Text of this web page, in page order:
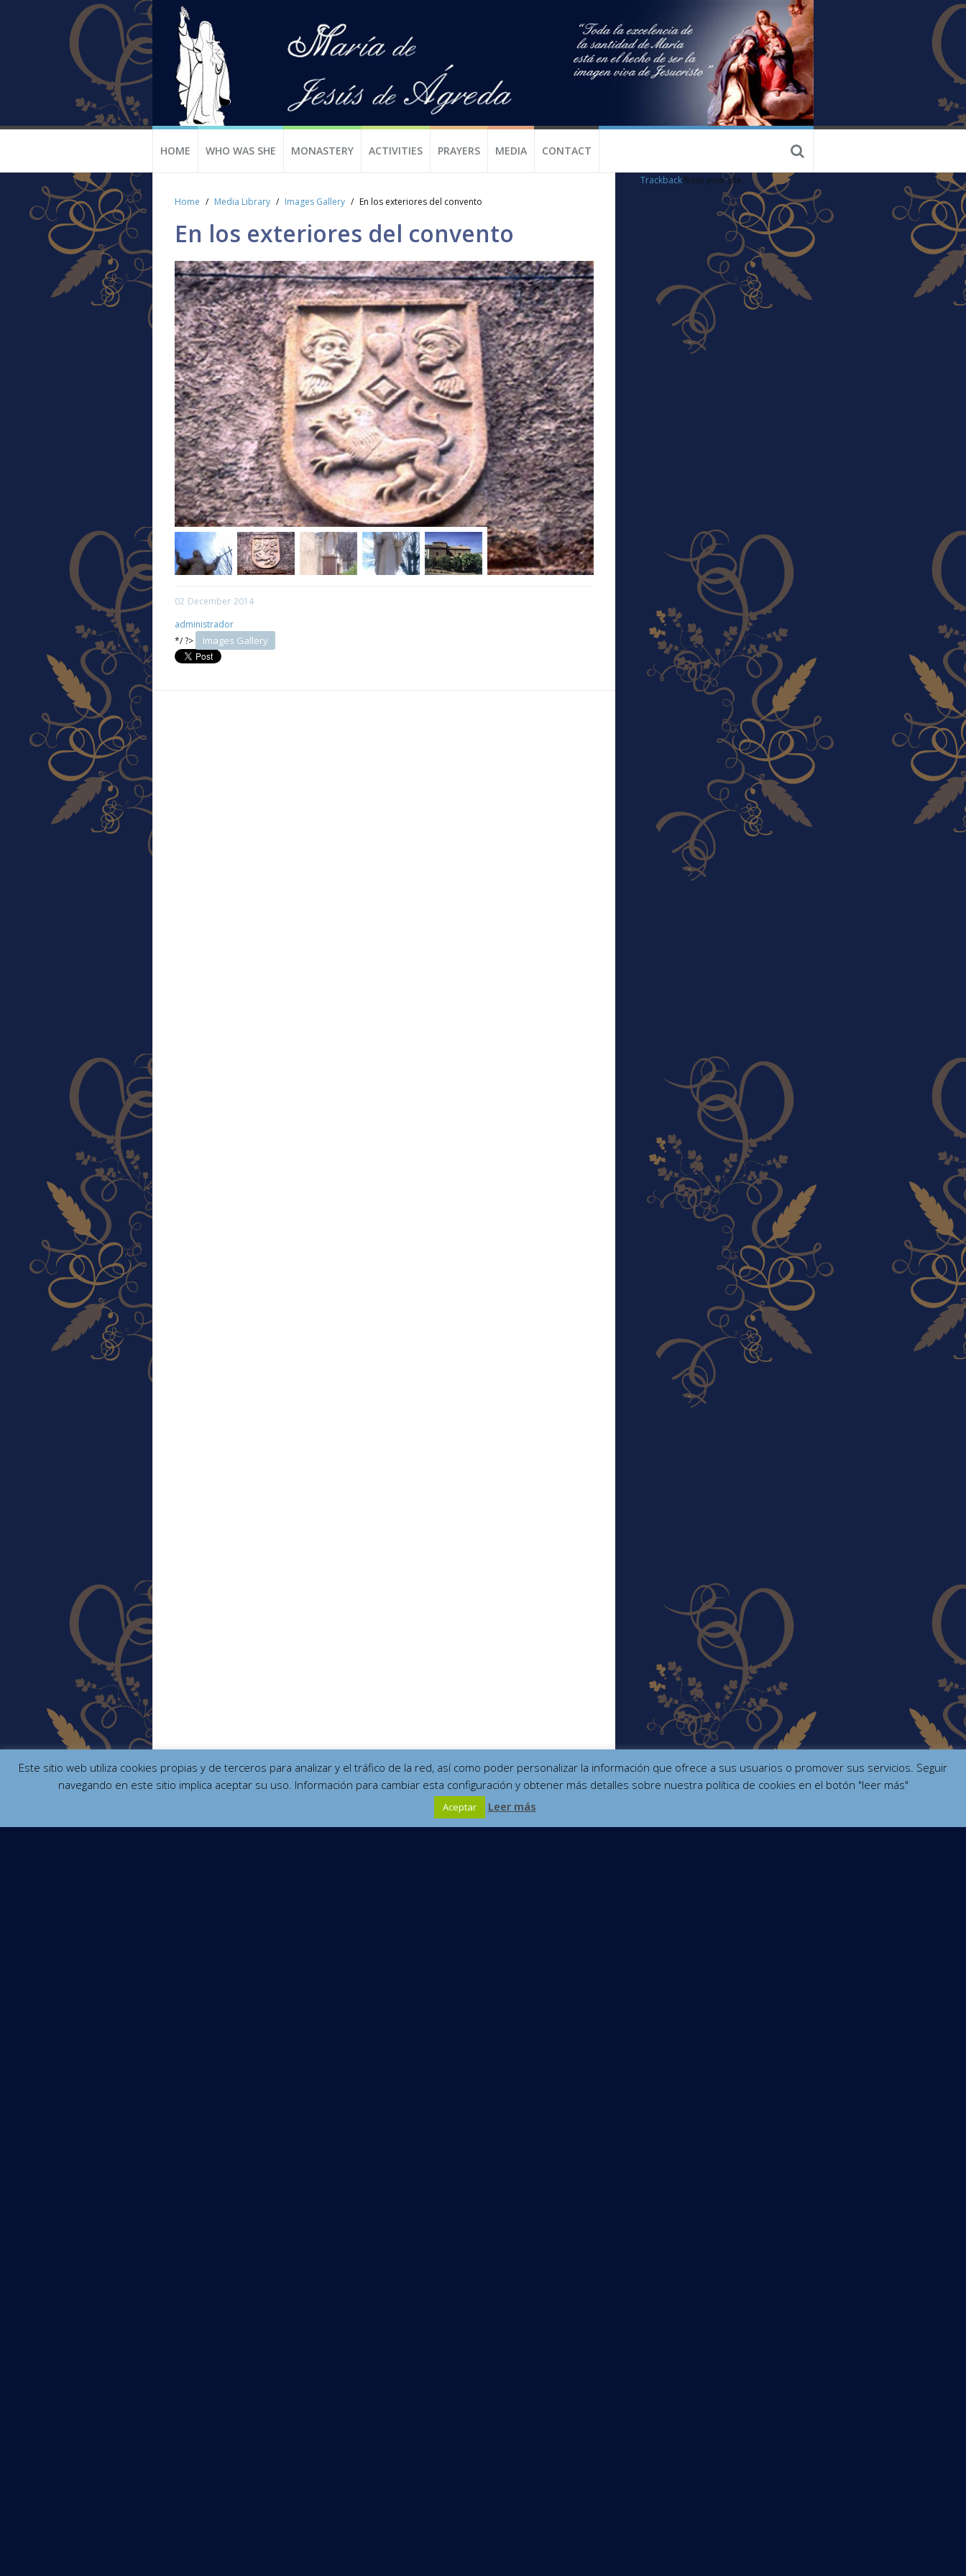
HOME WHO WAS SHE MONASTERY ACTIVITIES PRAYERS MEDIA CONTACT
Home Media Library Images Gallery En los exteriores del convento
En los exteriores del convento
Escudo de la familia Coronel, encima de la puerta de la portería
02 December 2014
administrador
*/ ?>
Images Gallery
Trackbackfrom your site.
Este sitio web utiliza cookies propias y de terceros para analizar y el tráfico de la red, así como poder personalizar la información que ofrece a sus usuarios o promover sus servicios. Seguir
navegando en este sitio implica aceptar su uso. Información para cambiar esta configuración y obtener más detalles sobre nuestra política de cookies en el botón "leer más"
Aceptar Leer más